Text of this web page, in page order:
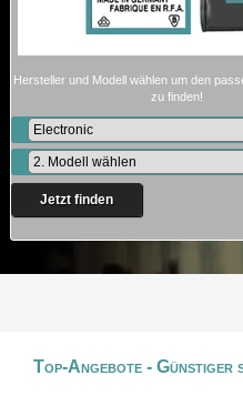
Hersteller und Modell wählen um den
zu finden!
Jetzt finden
Top-Angebote - Günstiger